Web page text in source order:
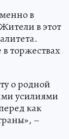
в
в этот
торжествах
о родной
усилиями
как
–